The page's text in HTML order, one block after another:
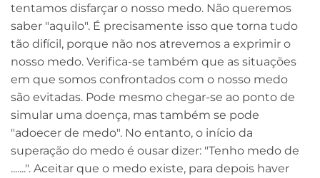
tentamos disfarçar o nosso medo. Não queremos
saber "aquilo". É precisamente isso que torna tudo
tão difícil, porque não nos atrevemos a exprimir o
nosso medo. Verifica-se também que as situações
em que somos confrontados com o nosso medo
são evitadas. Pode mesmo chegar-se ao ponto de
simular uma doença, mas também se pode
"adoecer de medo". No entanto, o início da
superação do medo é ousar dizer: "Tenho medo de
.......". Aceitar que o medo existe, para depois haver